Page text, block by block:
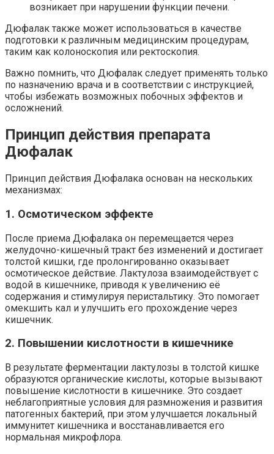
возникает при нарушении функции печени.
Дюфалак также может использоваться в качестве
подготовки к различным медицинским процедурам,
таким как колоноскопия или ректоскопия.
Важно помнить, что Дюфалак следует применять только
по назначению врача и в соответствии с инструкцией,
чтобы избежать возможных побочных эффектов и
осложнений.
Принцип действия препарата
Дюфалак
Принцип действия Дюфалака основан на нескольких
механизмах:
1. Осмотическом эффекте
После приема Дюфалака он перемещается через
желудочно-кишечный тракт без изменений и достигает
толстой кишки, где пролонгированно оказывает
осмотическое действие. Лактулоза взаимодействует с
водой в кишечнике, приводя к увеличению её
содержания и стимулируя перистальтику. Это помогает
омекшить кал и улучшить его прохождение через
кишечник.
2. Повышении кислотности в кишечнике
В результате ферментации лактулозы в толстой кишке
образуются органические кислоты, которые вызывают
повышение кислотности в кишечнике. Это создает
неблагоприятные условия для размножения и развития
патогенных бактерий, при этом улучшается локальный
иммунитет кишечника и восстанавливается его
нормальная микрофлора.